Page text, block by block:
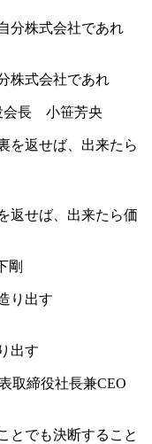
株式会社であれ
会長 小笹芳央
返せば、出来たら価
剛
出す
取締役社長兼CEO